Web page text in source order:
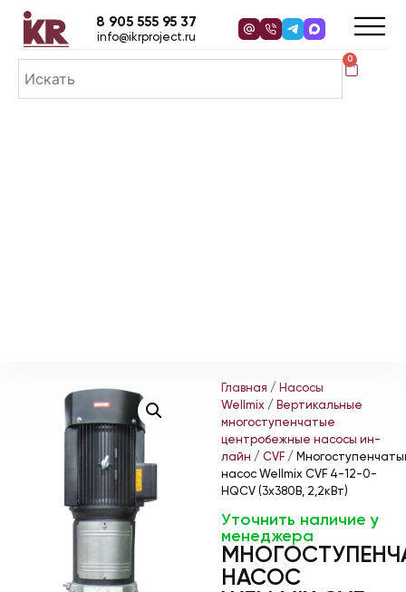
0
8 905 555 95 37
info@ikrproject.ru
Главная / Насосы
Wellmix / Вертикальные
многоступенчатые
центробежные насосы ин-
лайн / CVF /
насос Wellmix CVF 4-12-0-
HQCV (3х380В, 2,2кВт)
Уточнить наличие у
менеджера
НАСОС